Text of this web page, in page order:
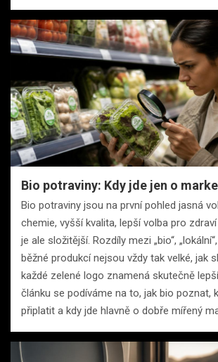
Bio potraviny: Kdy jde jen o
Bio potraviny jsou na první pohled jasná
chemie, vyšší kvalita, lepší volba pro
je ale složitější. Rozdíly mezi „bio“,
běžné produkcí nejsou vždy tak velké, jak
každé zelené logo znamená skutečně
článku se podíváme na to, jak bio poznat,
připlatit a kdy jde hlavně o dobře mířený